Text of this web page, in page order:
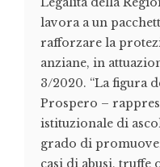
lavora a un
rafforzare la
anziane, in
3/2020. “La figura
Prospero –
istituzionale di
grado di